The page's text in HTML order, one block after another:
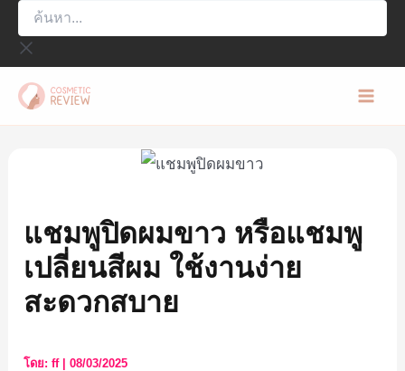
ค้นหา...
แชมพูปิดผมขาว หรือแชมพู
เปลี่ยนสีผม ใช้งานง่าย
สะดวกสบาย
โดย:ff |08/03/2025